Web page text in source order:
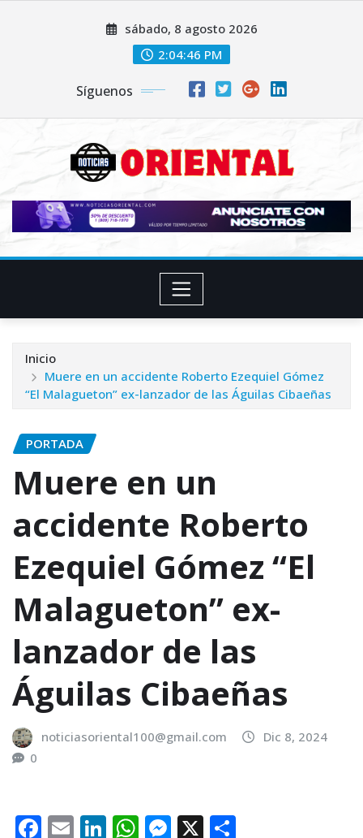
sábado, 8 agosto 2026
2:04:48 PM
Síguenos
Inicio
Muere en un accidente Roberto Ezequiel Gómez
“El Malagueton” ex-lanzador de las Águilas Cibaeñas
PORTADA
Muere en un
accidente Roberto
Ezequiel Gómez “El
Malagueton” ex-
lanzador de las
Águilas Cibaeñas
noticiasoriental100@gmail.com
Dic 8, 2024
0
F E Li W M X